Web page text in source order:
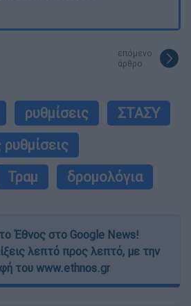
επόμενο
άρθρο
ρυθμίσεις
ΣΤΑΣΥ
Τραμ δρομολόγια
Έθνος στο Google News!
λεπτό προς λεπτό, με την
του www.ethnos.gr